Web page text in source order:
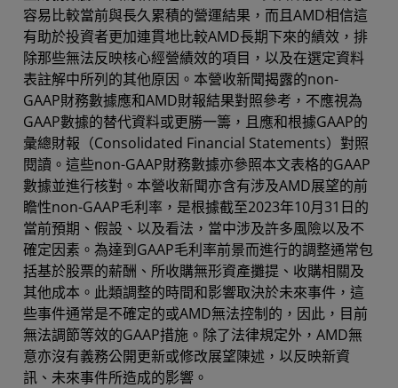
容易比較當前與長久累積的營運結果，而且AMD相信這
有助於投資者更加連貫地比較AMD長期下來的績效，排
除那些無法反映核心經營績效的項目，以及在選定資料
表註解中所列的其他原因。本營收新聞揭露的non-
GAAP財務數據應和AMD財報結果對照參考，不應視為
GAAP數據的替代資料或更勝一籌，且應和根據GAAP的
彙總財報（Consolidated Financial Statements）對照
閱讀。這些non-GAAP財務數據亦參照本文表格的GAAP
數據並進行核對。本營收新聞亦含有涉及AMD展望的前
瞻性non-GAAP毛利率，是根據截至2023年10月31日的
當前預期、假設、以及看法，當中涉及許多風險以及不
確定因素。為達到GAAP毛利率前景而進行的調整通常包
括基於股票的薪酬、所收購無形資產攤提、收購相關及
其他成本。此類調整的時間和影響取決於未來事件，這
些事件通常是不確定的或AMD無法控制的，因此，目前
無法調節等效的GAAP措施。除了法律規定外，AMD無
意亦沒有義務公開更新或修改展望陳述，以反映新資
訊、未來事件所造成的影響。